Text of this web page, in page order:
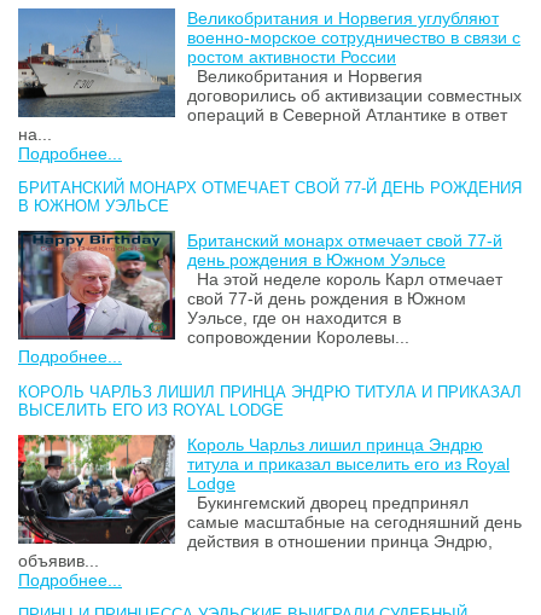
Великобритания и Норвегия углубляют
военно-морское сотрудничество в связи с
ростом активности России
Великобритания и Норвегия
договорились об активизации совместных
операций в Северной Атлантике в ответ
на...
Подробнее...
БРИТАНСКИЙ МОНАРХ ОТМЕЧАЕТ СВОЙ 77-Й ДЕНЬ РОЖДЕНИЯ
В ЮЖНОМ УЭЛЬСЕ
Британский монарх отмечает свой 77-й
день рождения в Южном Уэльсе
На этой неделе король Карл отмечает
свой 77-й день рождения в Южном
Уэльсе, где он находится в
сопровождении Королевы...
Подробнее...
КОРОЛЬ ЧАРЛЬЗ ЛИШИЛ ПРИНЦА ЭНДРЮ ТИТУЛА И ПРИКАЗАЛ
ВЫСЕЛИТЬ ЕГО ИЗ ROYAL LODGE
Король Чарльз лишил принца Эндрю
титула и приказал выселить его из Royal
Lodge
Букингемский дворец предпринял
самые масштабные на сегодняшний день
действия в отношении принца Эндрю,
объявив...
Подробнее...